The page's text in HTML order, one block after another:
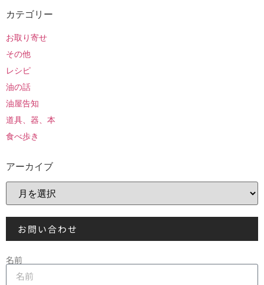
カテゴリー
お取り寄せ
その他
レシピ
油の話
油屋告知
道具、器、本
食べ歩き
アーカイブ
お問い合わせ
名前